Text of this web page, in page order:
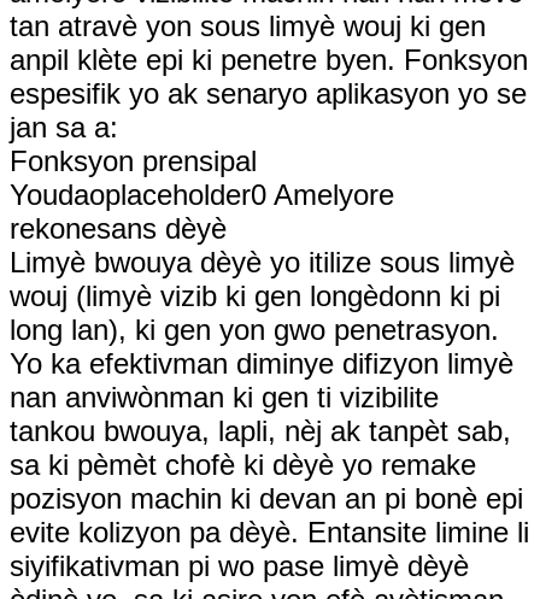
tan atravè yon sous limyè wouj ki gen
anpil klète epi ki penetre byen. Fonksyon
espesifik yo ak senaryo aplikasyon yo se
jan sa a:
Fonksyon prensipal
Youdaoplaceholder0 Amelyore
rekonesans dèyè
Limyè bwouya dèyè yo itilize sous limyè
wouj (limyè vizib ki gen longèdonn ki pi
long lan), ki gen yon gwo penetrasyon.
Yo ka efektivman diminye difizyon limyè
nan anviwònman ki gen ti vizibilite
tankou bwouya, lapli, nèj ak tanpèt sab,
sa ki pèmèt chofè ki dèyè yo remake
pozisyon machin ki devan an pi bonè epi
evite kolizyon pa dèyè. Entansite limine li
siyifikativman pi wo pase limyè dèyè